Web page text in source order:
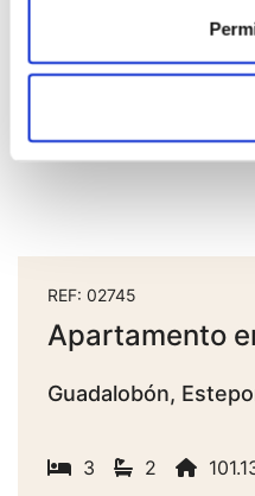
REF: 02745
Apartamento
Guadalobón,
3 2